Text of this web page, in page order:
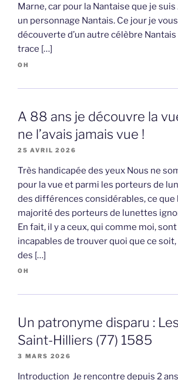
Marne, car pour la Nantaise que je
un personnage Nantais. Ce jour je
découverte d’un autre célèbre Nantais
trace […]
OH
A 88 ans je découvre la
ne l’avais jamais vue !
25 AVRIL 2026
Très handicapée des yeux Nous ne
pour la vue et parmi les porteurs de
des différences considérables, ce que
majorité des porteurs de lunettes
En fait, il y a ceux, qui comme moi,
incapables de trouver quoi que ce
des […]
OH
Un patronyme disparu :
Saint-Hilliers (77) 1585
3 MARS 2026
Introduction Je rencontre depuis 2